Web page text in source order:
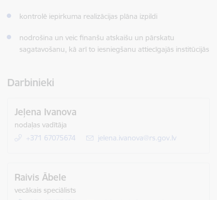
kontrolē iepirkuma realizācijas plāna izpildi
nodrošina un veic finanšu atskaišu un pārskatu
sagatavošanu, kā arī to iesniegšanu attiecīgajās institūcijās
Darbinieki
Jeļena Ivanova
nodaļas vadītāja
+371 67075674
E-pasts:
jelena.ivanova@rs.gov.lv
Raivis Ābele
vecākais speciālists